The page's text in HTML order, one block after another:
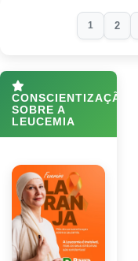
1 2
CONSCIENTIZAÇÃO
SOBRE A
LEUCEMIA